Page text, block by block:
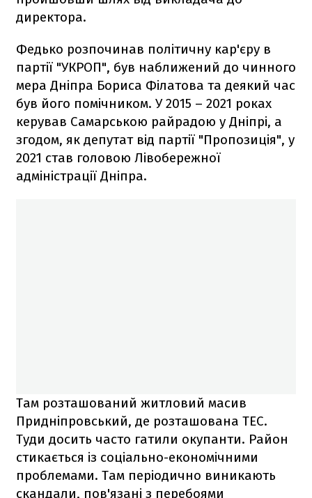
директора.
Федько розпочинав політичну кар'єру в
партії "УКРОП", був наближений до чинного
мера Дніпра Бориса Філатова та деякий час
був його помічником. У 2015 – 2021 роках
керував Самарською райрадою у Дніпрі, а
згодом, як депутат від партії "Пропозиція", у
2021 став головою Лівобережної
адміністрації Дніпра.
Там розташований житловий масив
Придніпровський, де розташована ТЕС.
Туди досить часто гатили окупанти. Район
стикається із соціально-економічними
проблемами. Там періодично виникають
скандали, пов'язані з перебоями